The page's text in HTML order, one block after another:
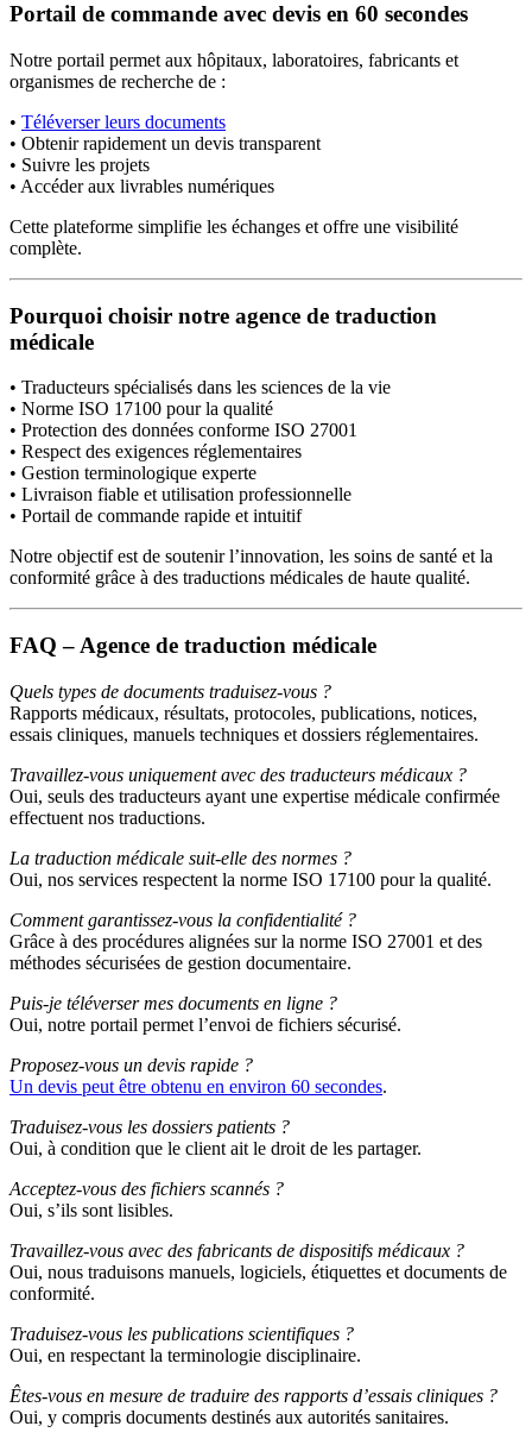
Portail de commande avec devis en 60 secondes
Notre portail permet aux hôpitaux, laboratoires, fabricants et
organismes de recherche de :
• Téléverser leurs documents
• Obtenir rapidement un devis transparent
• Suivre les projets
• Accéder aux livrables numériques
Cette plateforme simplifie les échanges et offre une visibilité
complète.
Pourquoi choisir notre agence de traduction
médicale
• Traducteurs spécialisés dans les sciences de la vie
• Norme ISO 17100 pour la qualité
• Protection des données conforme ISO 27001
• Respect des exigences réglementaires
• Gestion terminologique experte
• Livraison fiable et utilisation professionnelle
• Portail de commande rapide et intuitif
Notre objectif est de soutenir l’innovation, les soins de santé et la
conformité grâce à des traductions médicales de haute qualité.
FAQ – Agence de traduction médicale
Quels types de documents traduisez-vous ?
Rapports médicaux, résultats, protocoles, publications, notices,
essais cliniques, manuels techniques et dossiers réglementaires.
Travaillez-vous uniquement avec des traducteurs médicaux ?
Oui, seuls des traducteurs ayant une expertise médicale confirmée
effectuent nos traductions.
La traduction médicale suit-elle des normes ?
Oui, nos services respectent la norme ISO 17100 pour la qualité.
Comment garantissez-vous la confidentialité ?
Grâce à des procédures alignées sur la norme ISO 27001 et des
méthodes sécurisées de gestion documentaire.
Puis-je téléverser mes documents en ligne ?
Oui, notre portail permet l’envoi de fichiers sécurisé.
Proposez-vous un devis rapide ?
Un devis peut être obtenu en environ 60 secondes.
Traduisez-vous les dossiers patients ?
Oui, à condition que le client ait le droit de les partager.
Acceptez-vous des fichiers scannés ?
Oui, s’ils sont lisibles.
Travaillez-vous avec des fabricants de dispositifs médicaux ?
Oui, nous traduisons manuels, logiciels, étiquettes et documents de
conformité.
Traduisez-vous les publications scientifiques ?
Oui, en respectant la terminologie disciplinaire.
Êtes-vous en mesure de traduire des rapports d’essais cliniques ?
Oui, y compris documents destinés aux autorités sanitaires.